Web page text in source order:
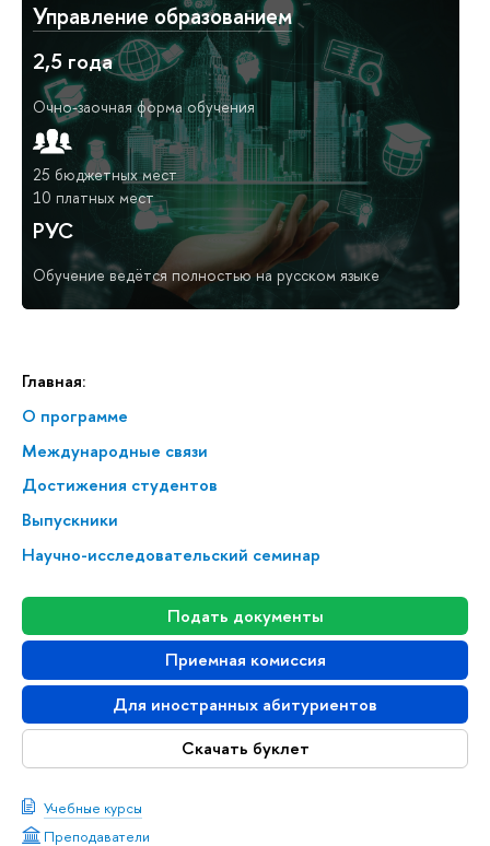
Главная:
О программе
Меж­ду­на­род­ные связи
Достижения студентов
Выпускники
Научно-исследовательский семинар
Подать документы
Приемная комиссия
Для иностранных абитуриентов
Скачать буклет
Учебные курсы
Преподаватели
Управление образованием
2,5 года
Очно-заочная форма обучения
25 бюджетных мест
10 платных мест
РУС
Обучение ведётся полностью на русском языке